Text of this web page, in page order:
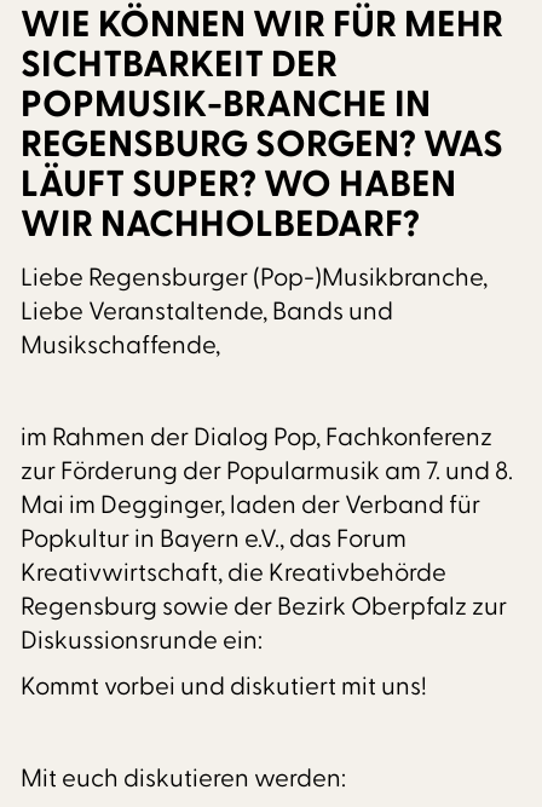
WIE KÖNNEN WIR FÜR MEHR
SICHTBARKEIT DER
POPMUSIK-BRANCHE IN
REGENSBURG SORGEN? WAS
LÄUFT SUPER? WO HABEN
WIR NACHHOLBEDARF?
Liebe Regensburger (Pop-)Musikbranche,
Liebe Veranstaltende, Bands und
Musikschaffende,
im Rahmen der Dialog Pop, Fachkonferenz
zur Förderung der Popularmusik am 7. und 8.
Mai im Degginger, laden der Verband für
Popkultur in Bayern e.V., das Forum
Kreativwirtschaft, die Kreativbehörde
Regensburg sowie der Bezirk Oberpfalz zur
Diskussionsrunde ein:
Kommt vorbei und diskutiert mit uns!
Mit euch diskutieren werden: